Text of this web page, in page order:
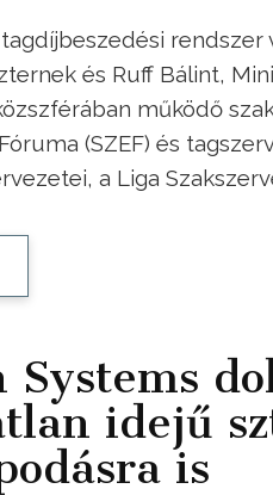
és Ruff Bálint,
működő
(SZEF) és
a Liga
Systems
idejű
is